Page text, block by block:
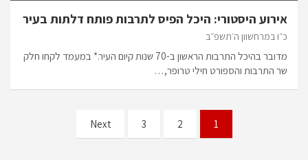
אירוע היסטורי: היכל הפיס לתרבות פותח דלתות בעיר
כ״ו במרחשוון ה׳תשפ״ב
מדובר בהיכל התרבות הראשון ב-70 שנות קיום העיר.* במעמד לקחו חלק
שר התרבות והספורט חילי טרופר,…
1
2
3
Next